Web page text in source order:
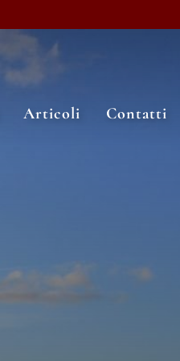
Articoli Contatti